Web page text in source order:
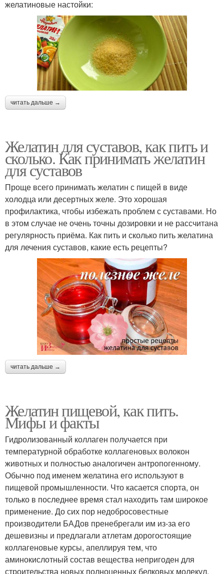
желатиновые настойки:
читать дальше →
Желатин для суставов, как пить и
сколько. Как принимать желатин
для суставов
Проще всего принимать желатин с пищей в виде
холодца или десертных желе. Это хорошая
профилактика, чтобы избежать проблем с суставами. Но
в этом случае не очень точны дозировки и не рассчитана
регулярность приёма. Как пить и сколько пить желатина
для лечения суставов, какие есть рецепты?
читать дальше →
Желатин пищевой, как пить.
Мифы и факты
Гидролизованный коллаген получается при
температурной обработке коллагеновых волокон
животных и полностью аналогичен антропогенному.
Обычно под именем желатина его используют в
пищевой промышленности. Что касается спорта, он
только в последнее время стал находить там широкое
применение. До сих пор недобросовестные
производители БАДов пренебрегали им из-за его
дешевизны и предлагали атлетам дорогостоящие
коллагеновые курсы, апеллируя тем, что
аминокислотный состав вещества непригоден для
строительства новых полноценных белковых молекул.